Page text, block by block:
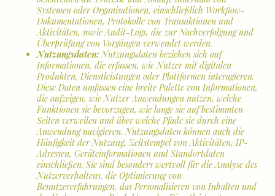
Systemen oder Organisationen, einschließlich Workflow-
Dokumentationen, Protokolle von Transaktionen und
Aktivitäten, sowie Audit-Logs, die zur Nachverfolgung und
Überprüfung von Vorgängen verwendet werden.
Nutzungsdaten: Nutzungsdaten beziehen sich auf
Informationen, die erfassen, wie Nutzer mit digitalen
Produkten, Dienstleistungen oder Plattformen interagieren.
Diese Daten umfassen eine breite Palette von Informationen,
die aufzeigen, wie Nutzer Anwendungen nutzen, welche
Funktionen sie bevorzugen, wie lange sie auf bestimmten
Seiten verweilen und über welche Pfade sie durch eine
Anwendung navigieren. Nutzungsdaten können auch die
Häufigkeit der Nutzung, Zeitstempel von Aktivitäten, IP-
Adressen, Geräteinformationen und Standortdaten
einschließen. Sie sind besonders wertvoll für die Analyse des
Nutzerverhaltens, die Optimierung von
Benutzererfahrungen, das Personalisieren von Inhalten und